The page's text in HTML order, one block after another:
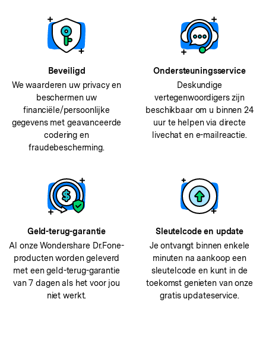
Beveiligd
We waarderen uw privacy en
beschermen uw
financiële/persoonlijke
gegevens met geavanceerde
codering en
fraudebescherming.
Ondersteuningsservice
Deskundige
vertegenwoordigers zijn
beschikbaar om u binnen 24
uur te helpen via directe
livechat en e-mailreactie.
Geld-terug-garantie
Al onze Wondershare Dr.Fone-
producten worden geleverd
met een geld-terug-garantie
van 7 dagen als het voor jou
niet werkt.
Sleutelcode en update
Je ontvangt binnen enkele
minuten na aankoop een
sleutelcode en kunt in de
toekomst genieten van onze
gratis updateservice.